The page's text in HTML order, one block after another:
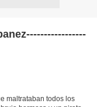
maltrataban todos los